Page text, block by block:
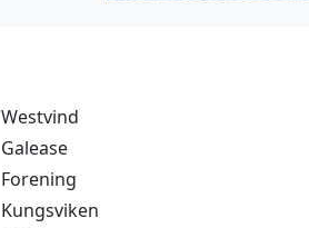
Westvind
Galease
Forening
Kungsviken